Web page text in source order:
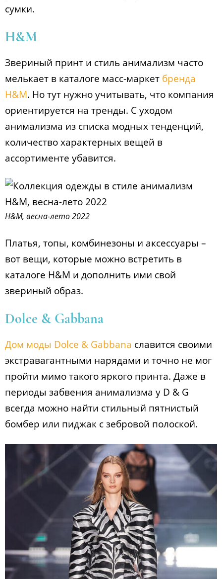
сумки.
H&M
Звериный принт и стиль анимализм часто
мелькает в каталоге масс-маркет бренда
H&M. Но тут нужно учитывать, что компания
ориентируется на тренды. С уходом
анимализма из списка модных тенденций,
количество характерных вещей в
ассортименте убавится.
H&M, весна-лето 2022
Платья, топы, комбинезоны и аксессуары –
вот вещи, которые можно встретить в
каталоге H&M и дополнить ими свой
звериный образ.
Dolce & Gabbana
Дом моды Dolce & Gabbana славится своими
экстравагантными нарядами и точно не мог
пройти мимо такого яркого принта. Даже в
периоды забвения анимализма у D & G
всегда можно найти стильный пятнистый
бомбер или пиджак с зебровой полоской.